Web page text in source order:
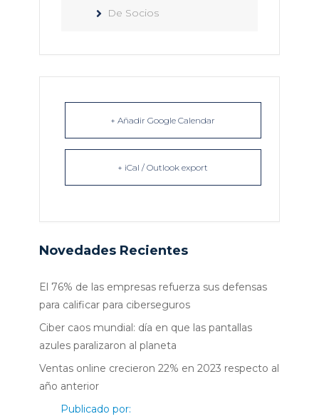
De Socios
+ Añadir Google Calendar
+ iCal / Outlook export
Novedades Recientes
El 76% de las empresas refuerza sus defensas
para calificar para ciberseguros
Ciber caos mundial: día en que las pantallas
azules paralizaron al planeta
Ventas online crecieron 22% en 2023 respecto al
año anterior
Publicado por: